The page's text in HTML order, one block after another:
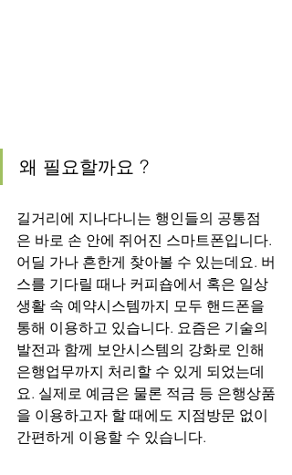
왜 필요할까요 ?
길거리에 지나다니는 행인들의 공통점
은 바로 손 안에 쥐어진 스마트폰입니다.
어딜 가나 흔한게 찾아볼 수 있는데요. 버
스를 기다릴 때나 커피숍에서 혹은 일상
생활 속 예약시스템까지 모두 핸드폰을
통해 이용하고 있습니다. 요즘은 기술의
발전과 함께 보안시스템의 강화로 인해
은행업무까지 처리할 수 있게 되었는데
요. 실제로 예금은 물론 적금 등 은행상품
을 이용하고자 할 때에도 지점방문 없이
간편하게 이용할 수 있습니다.